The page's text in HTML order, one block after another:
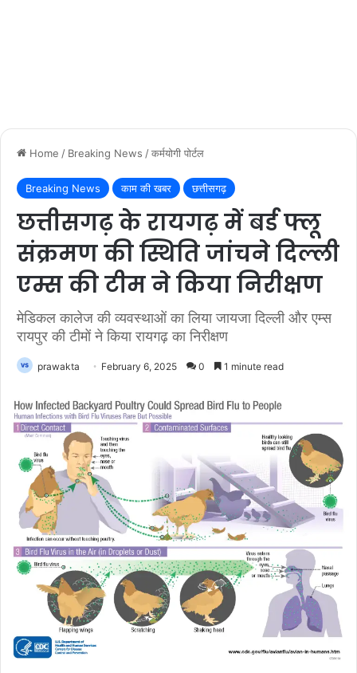
Home / Breaking News /कर्मयोगी पोर्टल
Breaking News काम की खबर छत्तीसगढ़
छत्तीसगढ़ के रायगढ़ में बर्ड फ्लू
संक्रमण की स्थिति जांचने दिल्ली
एम्स की टीम ने किया निरीक्षण
मेडिकल कालेज की व्यवस्थाओं का लिया जायजा दिल्ली और एम्स
रायपुर की टीमों ने किया रायगढ़ का निरीक्षण
prawakta February 6, 2025 0 1 minute read